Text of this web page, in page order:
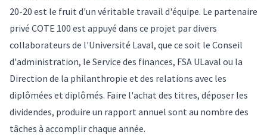
20-20 est le fruit d'un véritable travail d'équipe. Le partenaire
privé COTE 100 est appuyé dans ce projet par divers
collaborateurs de l'Université Laval, que ce soit le Conseil
d'administration, le Service des finances, FSA ULaval ou la
Direction de la philanthropie et des relations avec les
diplômées et diplômés. Faire l'achat des titres, déposer les
dividendes, produire un rapport annuel sont au nombre des
tâches à accomplir chaque année.